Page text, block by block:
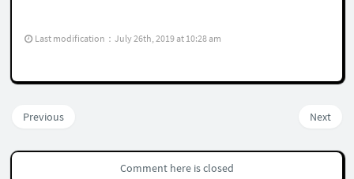
Last modification：July 26th, 2019 at 10:28 am
Next
Previous
Comment here is closed